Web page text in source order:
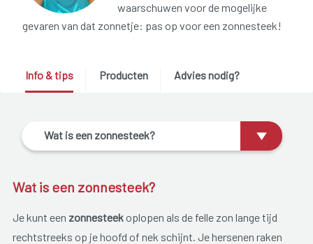
waarschuwen voor de mogelijke
gevaren van dat zonnetje: pas op voor een zonnesteek!
Info & tips Producten Advies nodig?
Wat is een zonnesteek?
Wat is een zonnesteek?
Je kunt een zonnesteek oplopen als de felle zon lange tijd
rechtstreeks op je hoofd of nek schijnt. Je hersenen raken